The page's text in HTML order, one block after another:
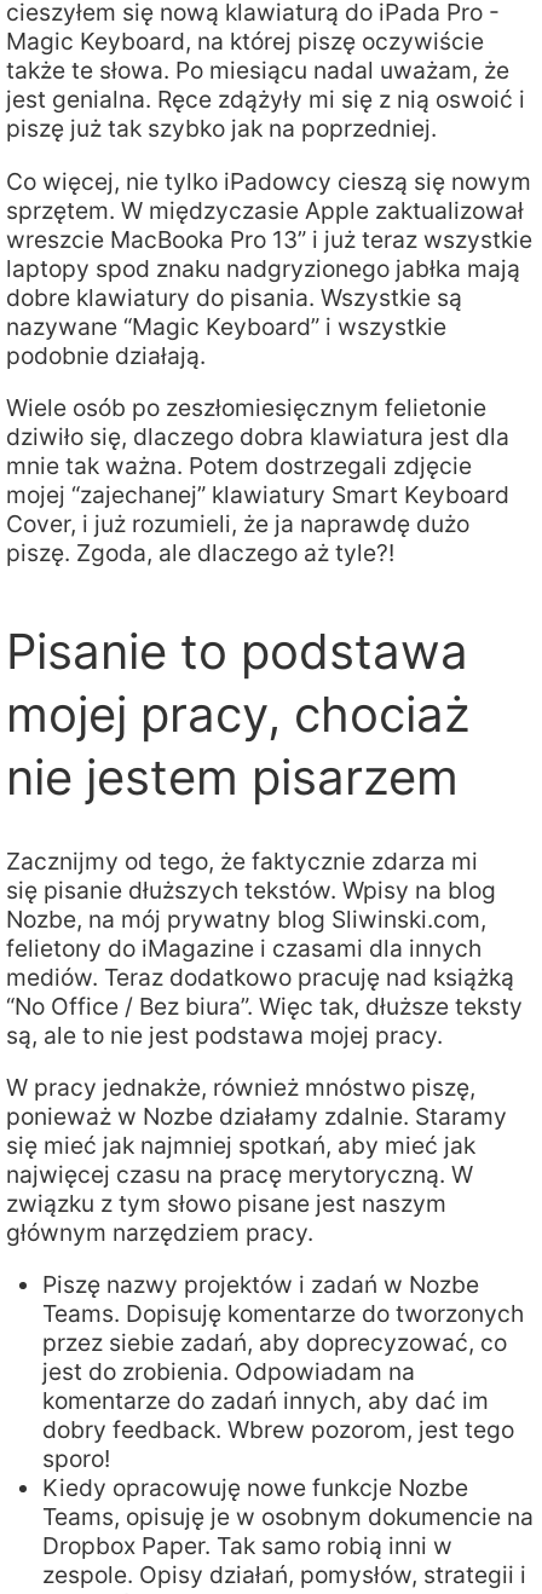
cieszyłem się nową klawiaturą do iPada Pro -
Magic Keyboard, na której piszę oczywiście
także te słowa. Po miesiącu nadal uważam, że
jest genialna. Ręce zdążyły mi się z nią oswoić i
piszę już tak szybko jak na poprzedniej.
Co więcej, nie tylko iPadowcy cieszą się nowym
sprzętem. W międzyczasie Apple zaktualizował
wreszcie MacBooka Pro 13” i już teraz wszystkie
laptopy spod znaku nadgryzionego jabłka mają
dobre klawiatury do pisania. Wszystkie są
nazywane “Magic Keyboard” i wszystkie
podobnie działają.
Wiele osób po zeszłomiesięcznym felietonie
dziwiło się, dlaczego dobra klawiatura jest dla
mnie tak ważna. Potem dostrzegali zdjęcie
mojej “zajechanej” klawiatury Smart Keyboard
Cover, i już rozumieli, że ja naprawdę dużo
piszę. Zgoda, ale dlaczego aż tyle?!
Pisanie to podstawa
mojej pracy, chociaż
nie jestem pisarzem
Zacznijmy od tego, że faktycznie zdarza mi
się pisanie dłuższych tekstów. Wpisy na blog
Nozbe, na mój prywatny blog Sliwinski.com,
felietony do iMagazine i czasami dla innych
mediów. Teraz dodatkowo pracuję nad książką
“No Office / Bez biura”. Więc tak, dłuższe teksty
są, ale to nie jest podstawa mojej pracy.
W pracy jednakże, również mnóstwo piszę,
ponieważ w Nozbe działamy zdalnie. Staramy
się mieć jak najmniej spotkań, aby mieć jak
najwięcej czasu na pracę merytoryczną. W
związku z tym słowo pisane jest naszym
głównym narzędziem pracy.
Piszę nazwy projektów i zadań w Nozbe
Teams. Dopisuję komentarze do tworzonych
przez siebie zadań, aby doprecyzować, co
jest do zrobienia. Odpowiadam na
komentarze do zadań innych, aby dać im
dobry feedback. Wbrew pozorom, jest tego
sporo!
Kiedy opracowuję nowe funkcje Nozbe
Teams, opisuję je w osobnym dokumencie na
Dropbox Paper. Tak samo robią inni w
zespole. Opisy działań, pomysłów, strategii i